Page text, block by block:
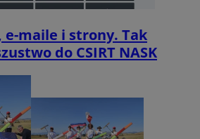
e-maile i strony. Tak
do CSIRT NASK